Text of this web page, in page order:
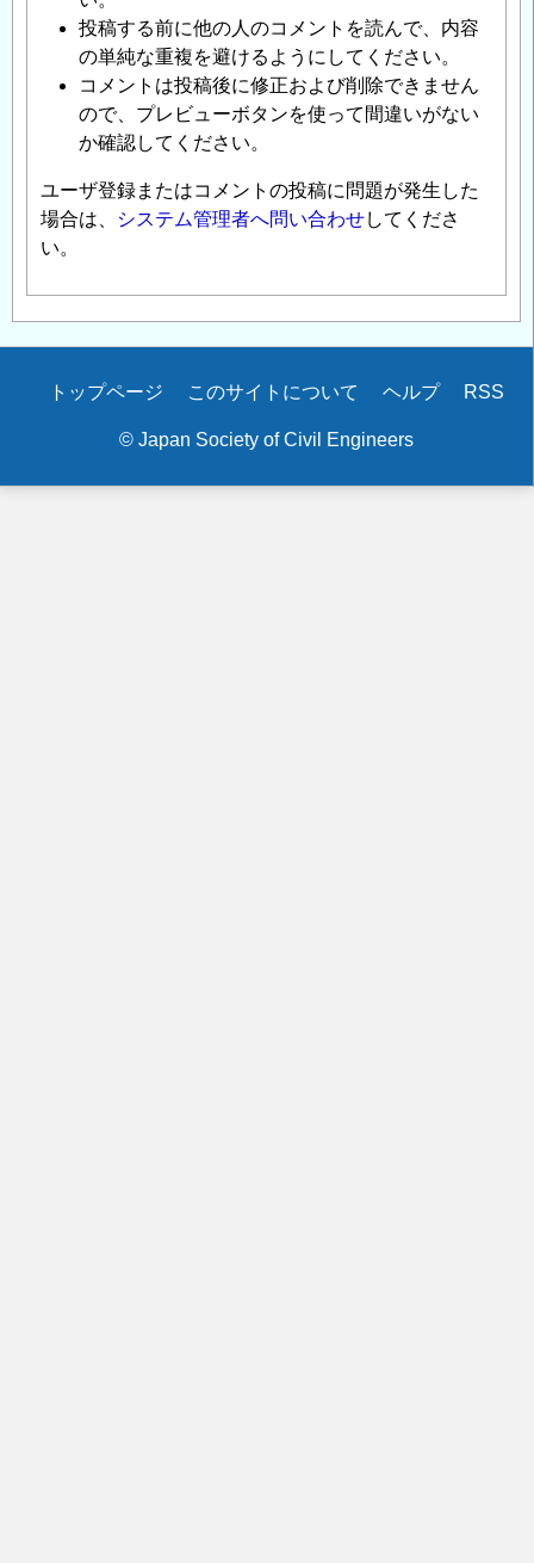
投稿する前に他の人のコメントを読んで、内容
の単純な重複を避けるようにしてください。
コメントは投稿後に修正および削除できません
ので、プレビューボタンを使って間違いがない
か確認してください。
ユーザ登録またはコメントの投稿に問題が発生した
場合は、
システム管理者へ問い合わせしてくださ
い。
Secondary
トップページ このサイトについて ヘルプ RSS
© Japan Society of Civil Engineers